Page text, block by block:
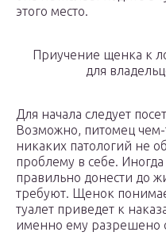
этого место.
Приучение щенка к
для
Для начала следует
Возможно, питомец чем-
никаких патологий не
проблему в себе.
правильно донести до
требуют. Щенок
туалет приведет к
именно ему разрешено